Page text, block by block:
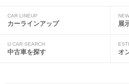
CAR LINEUP
カーラインアップ 展
U CAR SEARCH
中古車を探す オ